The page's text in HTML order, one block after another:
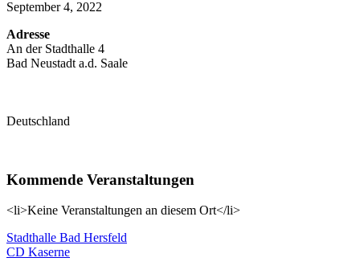
September 4, 2022
Adresse
An der Stadthalle 4
Bad Neustadt a.d. Saale
Deutschland
Kommende Veranstaltungen
<li>Keine Veranstaltungen an diesem Ort</li>
Stadthalle Bad Hersfeld
CD Kaserne